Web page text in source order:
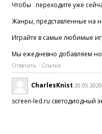
Чтобы переходите уже
Жанры, представленные на
Играйте в самые любимые
Мы ежедневно добавляем
Ответить Ссылка
CharlesKnist
screen-led.ru светодиодный